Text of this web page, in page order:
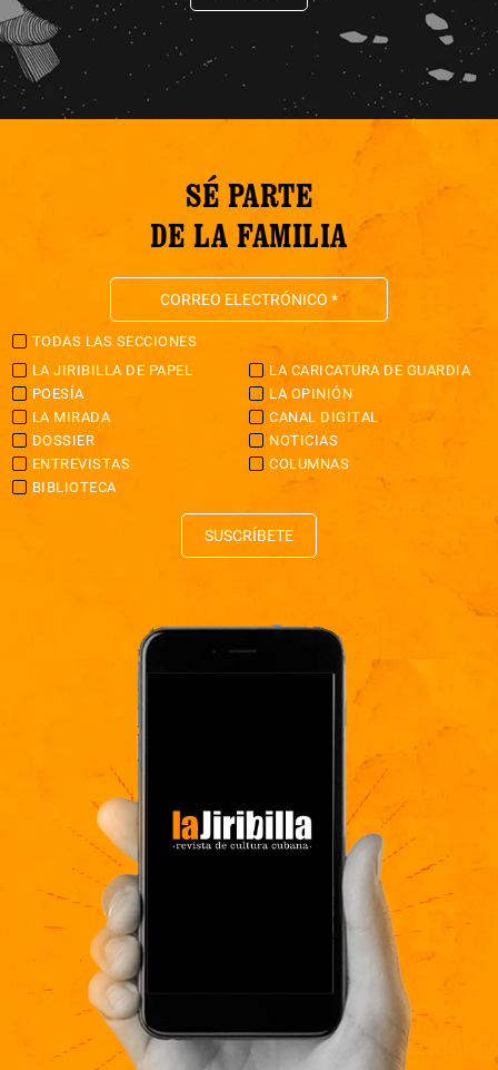
SÉ PARTE
DE LA FAMILIA
TODAS LAS SECCIONES
LA JIRIBILLA DE PAPEL
LA CARICATURA DE GUARDIA
POESÍA
LA OPINIÓN
LA MIRADA
CANAL DIGITAL
DOSSIER
NOTICIAS
ENTREVISTAS
COLUMNAS
BIBLIOTECA
SUSCRÍBETE